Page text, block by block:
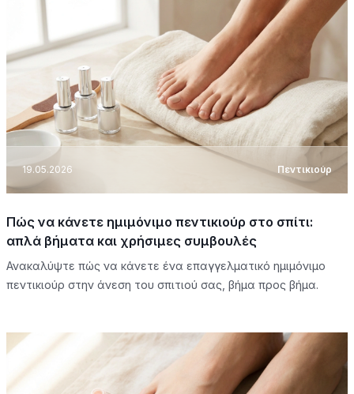
19.05.2026 Πεντικιούρ
Πώς να κάνετε ημιμόνιμο πεντικιούρ στο σπίτι:
απλά βήματα και χρήσιμες συμβουλές
Ανακαλύψτε πώς να κάνετε ένα επαγγελματικό ημιμόνιμο
πεντικιούρ στην άνεση του σπιτιού σας, βήμα προς βήμα.